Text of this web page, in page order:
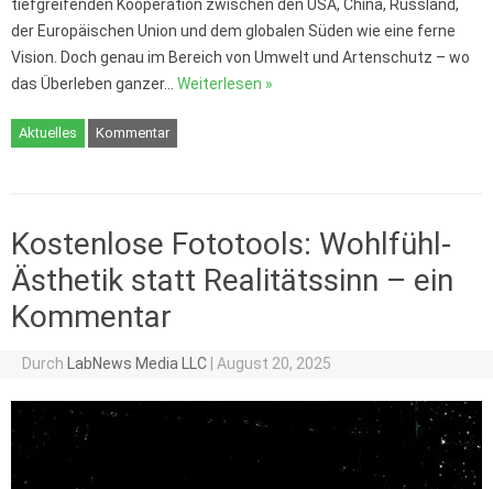
tiefgreifenden Kooperation zwischen den USA, China, Russland,
der Europäischen Union und dem globalen Süden wie eine ferne
Vision. Doch genau im Bereich von Umwelt und Artenschutz – wo
das Überleben ganzer… Weiterlesen »
Aktuelles Kommentar
Kostenlose Fototools: Wohlfühl-
Ästhetik statt Realitätssinn – ein
Kommentar
Durch LabNews Media LLC August 20, 2025